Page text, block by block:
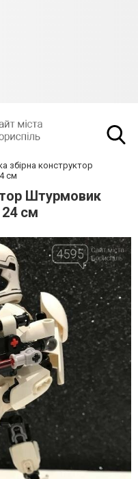
збірна конструктор
см
Штурмовик
см